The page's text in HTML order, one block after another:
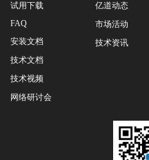
试用下载
FAQ
安装文档
技术文档
技术视频
网络研讨会
亿道动态
市场活动
技术资讯